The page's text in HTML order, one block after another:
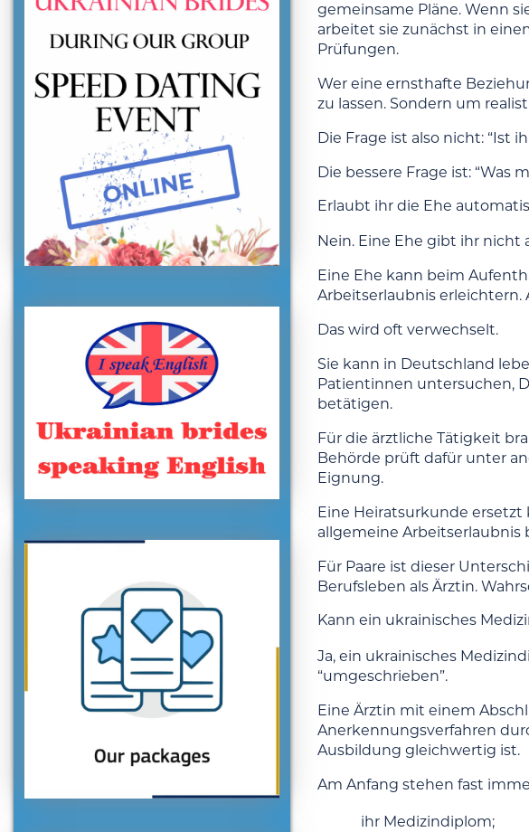
gemeinsame Pläne. Wenn
arbeitet sie zunächst in
Prüfungen.
Wer eine ernsthafte
zu lassen. Sondern um
Die Frage ist also nicht: “Ist
Die bessere Frage ist: “Was
Erlaubt ihr die Ehe
Nein. Eine Ehe gibt ihr nicht
Eine Ehe kann beim
Arbeitserlaubnis erleichtern.
Das wird oft verwechselt.
Sie kann in Deutschland
Patientinnen untersuchen,
betätigen.
Für die ärztliche Tätigkeit
Behörde prüft dafür unter
Eignung.
Eine Heiratsurkunde
allgemeine Arbeitserlaubnis
Für Paare ist dieser
Berufsleben als Ärztin.
Kann ein ukrainisches
Ja, ein ukrainisches
“umgeschrieben”.
Eine Ärztin mit einem
Anerkennungsverfahren
Ausbildung gleichwertig ist.
Am Anfang stehen fast
ihr Medizindiplom;